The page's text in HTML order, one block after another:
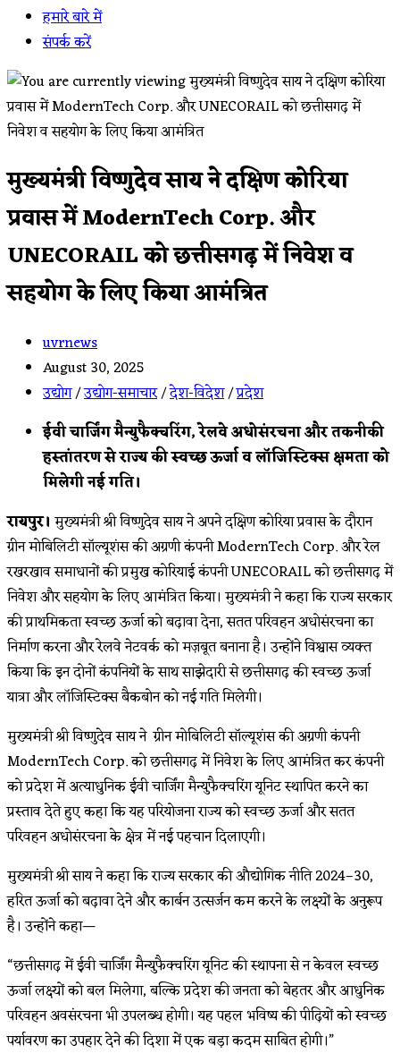
हमारे बारे में
संपर्क करें
मुख्यमंत्री विष्णुदेव साय ने दक्षिण कोरिया
प्रवास में ModernTech Corp. और
UNECORAIL को छत्तीसगढ़ में निवेश व
सहयोग के लिए किया आमंत्रित
Post
author:
uvrnews
Post
published:
August 30, 2025
Post
category:
उद्योग/उद्योग-समाचार/देश-विदेश/प्रदेश
ईवी चार्जिंग मैन्युफैक्चरिंग, रेलवे अधोसंरचना और तकनीकी
हस्तांतरण से राज्य की स्वच्छ ऊर्जा व लॉजिस्टिक्स क्षमता को
मिलेगी नई गति।
रायपुर। मुख्यमंत्री श्री विष्णुदेव साय ने अपने दक्षिण कोरिया प्रवास के दौरान
ग्रीन मोबिलिटी सॉल्यूशंस की अग्रणी कंपनी ModernTech Corp. और रेल
रखरखाव समाधानों की प्रमुख कोरियाई कंपनी UNECORAIL को छत्तीसगढ़ में
निवेश और सहयोग के लिए आमंत्रित किया। मुख्यमंत्री ने कहा कि राज्य सरकार
की प्राथमिकता स्वच्छ ऊर्जा को बढ़ावा देना, सतत परिवहन अधोसंरचना का
निर्माण करना और रेलवे नेटवर्क को मज़बूत बनाना है। उन्होंने विश्वास व्यक्त
किया कि इन दोनों कंपनियों के साथ साझेदारी से छत्तीसगढ़ की स्वच्छ ऊर्जा
यात्रा और लॉजिस्टिक्स बैकबोन को नई गति मिलेगी।
मुख्यमंत्री श्री विष्णुदेव साय ने ग्रीन मोबिलिटी सॉल्यूशंस की अग्रणी कंपनी
ModernTech Corp. को छत्तीसगढ़ में निवेश के लिए आमंत्रित कर कंपनी
को प्रदेश में अत्याधुनिक ईवी चार्जिंग मैन्युफैक्चरिंग यूनिट स्थापित करने का
प्रस्ताव देते हुए कहा कि यह परियोजना राज्य को स्वच्छ ऊर्जा और सतत
परिवहन अधोसंरचना के क्षेत्र में नई पहचान दिलाएगी।
मुख्यमंत्री श्री साय ने कहा कि राज्य सरकार की औद्योगिक नीति 2024–30,
हरित ऊर्जा को बढ़ावा देने और कार्बन उत्सर्जन कम करने के लक्ष्यों के अनुरूप
है। उन्होंने कहा—
“छत्तीसगढ़ में ईवी चार्जिंग मैन्युफैक्चरिंग यूनिट की स्थापना से न केवल स्वच्छ
ऊर्जा लक्ष्यों को बल मिलेगा, बल्कि प्रदेश की जनता को बेहतर और आधुनिक
परिवहन अवसंरचना भी उपलब्ध होगी। यह पहल भविष्य की पीढ़ियों को स्वच्छ
पर्यावरण का उपहार देने की दिशा में एक बड़ा कदम साबित होगी।”